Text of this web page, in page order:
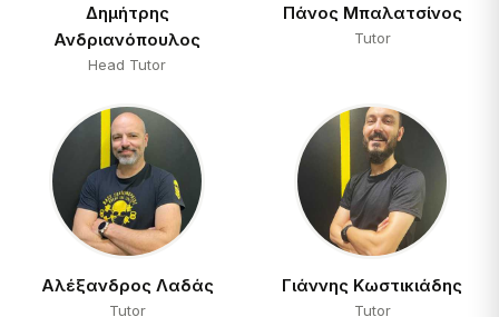
Δημήτρης
Ανδριανόπουλος
Head Tutor
Πάνος Μπαλατσίνος
Tutor
Αλέξανδρος Λαδάς
Tutor
Γιάννης Κωστικιάδης
Tutor